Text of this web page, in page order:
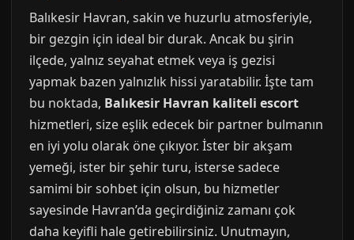
Balıkesir Havran, sakin ve huzurlu atmosferiyle,
bir gezgin için ideal bir durak. Ancak bu şirin
ilçede, yalnız seyahat etmek veya iş gezisi
yapmak bazen yalnızlık hissi yaratabilir. İşte tam
bu noktada, Balıkesir Havran kaliteli escort
hizmetleri, size eşlik edecek bir partner bulmanın
en iyi yolu olarak öne çıkıyor. İster bir akşam
yemeği, ister bir şehir turu, isterse sadece
samimi bir sohbet için olsun, bu hizmetler
sayesinde Havran’da geçirdiğiniz zamanı çok
daha keyifli hale getirebilirsiniz. Unutmayın,